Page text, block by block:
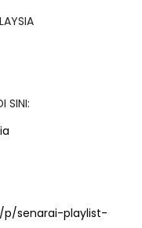
SINI:
senarai-playlist-